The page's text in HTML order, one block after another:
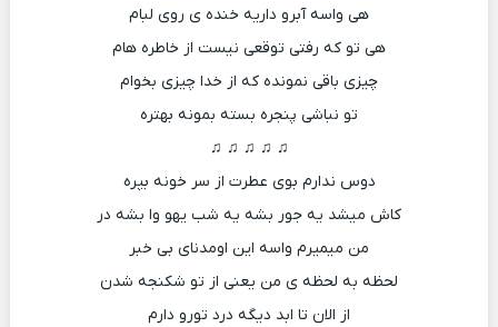
هی واسه آبرو داریه خنده ی روی لبام
هی تو که رفتی توقعی نیست از خاطره هام
چیزی باقی نمونده که از خدا چیزی بخوام
تو نباشی پنجره بسته بمونه بهتره
♫ ♫ ♫ ♫ ♫
دوس ندارم بوی عطرت از سر خونه بپره
کاش میشد یه جور بشه یه شب یهو وا بشه در
من میمیرم واسه این اومدنای بی خبر
لحظه به لحظه ی من یعنی از تو شکنجه شدن
از الان تا ابد دیگه درد تورو دارم